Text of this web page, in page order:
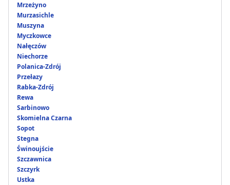
Mrzeżyno
Murzasichle
Muszyna
Myczkowce
Nałęczów
Niechorze
Polanica-Zdrój
Przełazy
Rabka-Zdrój
Rewa
Sarbinowo
Skomielna Czarna
Sopot
Stegna
Świnoujście
Szczawnica
Szczyrk
Ustka